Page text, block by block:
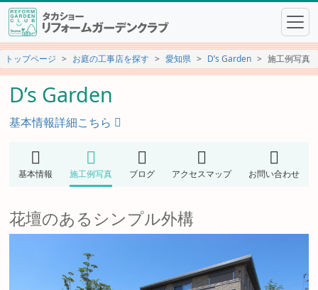
トップページ お庭の工事店を探す 愛知県 D’s Garden 施工例写真
D’s Garden
基本情報詳細こちら
基本情報 施工例写真 ブログ アクセスマップ お問い合わせ
花壇のあるシンプル外構